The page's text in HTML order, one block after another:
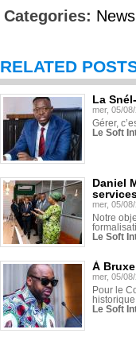
Categories: News
RELATED
La
mer, 05/
Gérer,
Le Soft
Daniel
mer, 05/
Notre
Le Soft
À
mer, 05/
Pour le
Le Soft